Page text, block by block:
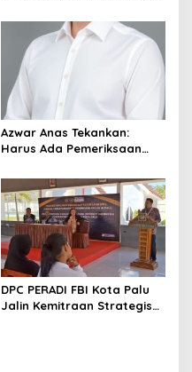
Azwar Anas Tekankan:
Harus Ada Pemeriksaan
Pelanggaran AMDAL di
Lokasi CPM
DPC PERADI FBI Kota Palu
Jalin Kemitraan Strategis